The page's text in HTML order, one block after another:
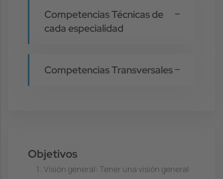
Competencias Técnicas de
cada especialidad
Competencias Transversales
Objetivos
Visión general: Tener una visión general